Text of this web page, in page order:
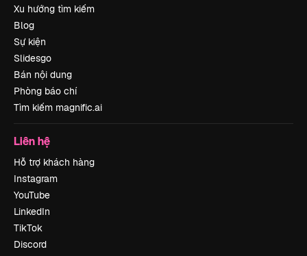
Xu hướng tìm kiếm
Blog
Sự kiện
Slidesgo
Bán nội dung
Phòng báo chí
Tìm kiếm magnific.ai
Liên hệ
Hỗ trợ khách hàng
Instagram
YouTube
LinkedIn
TikTok
Discord